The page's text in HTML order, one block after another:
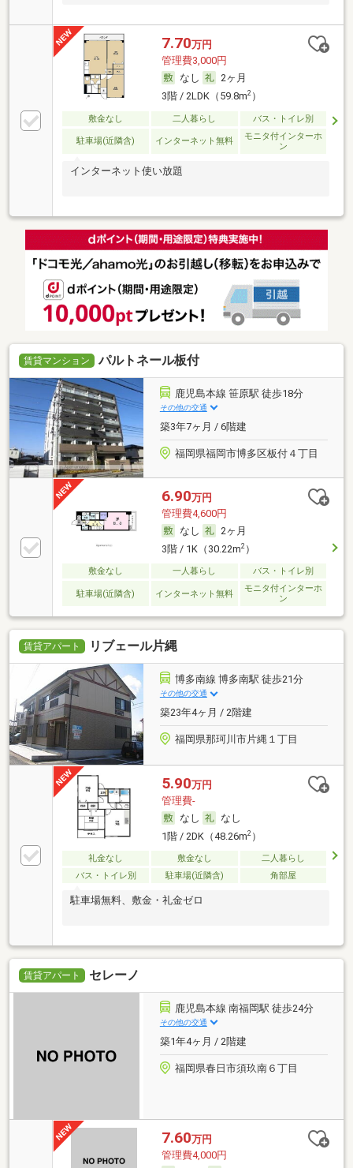
7.70万円
管理費3,000円
なし
2ヶ月
3階 / 2LDK（59.8m2）
敷金なし 二人暮らし バス・トイレ別
駐車場(近隣含) インターネット無料
モニタ付インターホ
ン
インターネット使い放題
賃貸マンション パルトネール板付
鹿児島本線 笹原駅 徒歩18分
その他の交通
築3年7ヶ月 / 6階建
福岡県福岡市博多区板付４丁目
6.90万円
管理費4,600円
なし
2ヶ月
3階 / 1K（30.22m2）
敷金なし 一人暮らし バス・トイレ別
駐車場(近隣含) インターネット無料
モニタ付インターホ
ン
賃貸アパート リブェール片縄
博多南線 博多南駅 徒歩21分
その他の交通
築23年4ヶ月 / 2階建
福岡県那珂川市片縄１丁目
5.90万円
管理費-
なし
なし
1階 / 2DK（48.26m2）
礼金なし 敷金なし
二人暮らし
バス・トイレ別
駐車場(近隣含) 角部屋
駐車場無料、敷金・礼金ゼロ
賃貸アパート セレーノ
鹿児島本線 南福岡駅 徒歩24分
その他の交通
築1年4ヶ月 / 2階建
福岡県春日市須玖南６丁目
7.60万円
管理費4,000円